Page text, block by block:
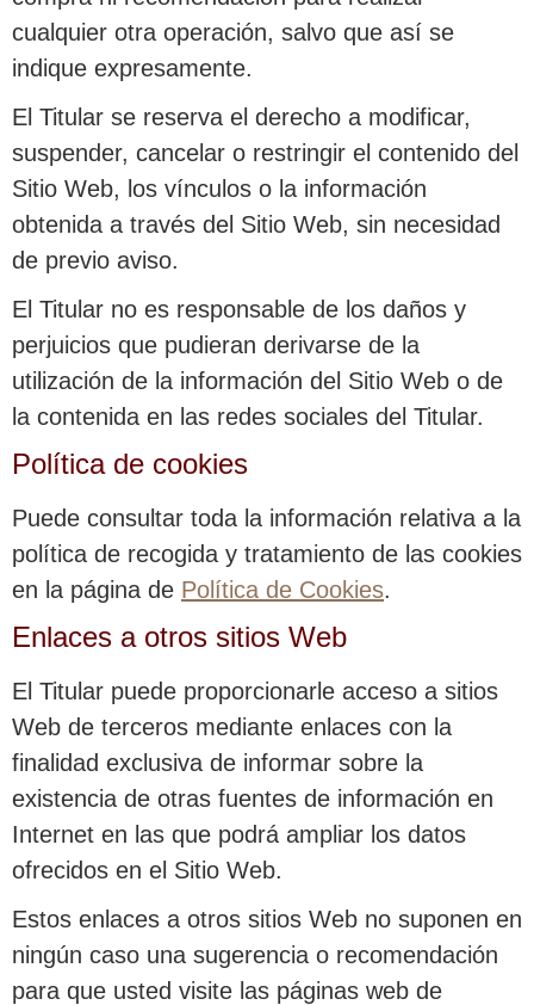
cualquier otra operación, salvo que así se
indique expresamente.
El Titular se reserva el derecho a modificar,
suspender, cancelar o restringir el contenido del
Sitio Web, los vínculos o la información
obtenida a través del Sitio Web, sin necesidad
de previo aviso.
El Titular no es responsable de los daños y
perjuicios que pudieran derivarse de la
utilización de la información del Sitio Web o de
la contenida en las redes sociales del Titular.
Política de cookies
Puede consultar toda la información relativa a la
política de recogida y tratamiento de las cookies
en la página de Política de Cookies.
Enlaces a otros sitios Web
El Titular puede proporcionarle acceso a sitios
Web de terceros mediante enlaces con la
finalidad exclusiva de informar sobre la
existencia de otras fuentes de información en
Internet en las que podrá ampliar los datos
ofrecidos en el Sitio Web.
Estos enlaces a otros sitios Web no suponen en
ningún caso una sugerencia o recomendación
para que usted visite las páginas web de